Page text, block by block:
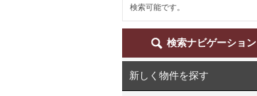
検索可能です。
検索ナビゲーション
新しく物件を探す